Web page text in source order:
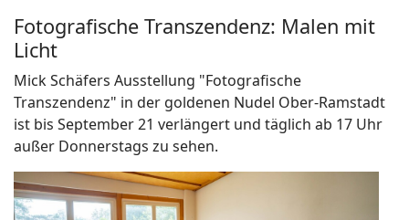
Fotografische Transzendenz: Malen mit
Licht
Mick Schäfers Ausstellung "Fotografische
Transzendenz" in der goldenen Nudel Ober-Ramstadt
ist bis September 21 verlängert und täglich ab 17 Uhr
außer Donnerstags zu sehen.